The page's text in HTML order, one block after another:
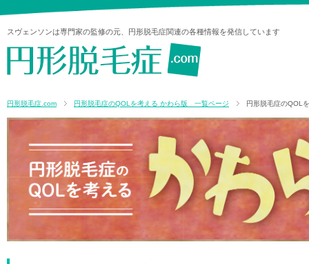
スヴェンソンは専門家の監修の元、円形脱毛症関連の各種情報を発信しています
円形脱毛症.com 円形脱毛症のQOLを考える かわら版 一覧ページ 円形脱毛症のQOL